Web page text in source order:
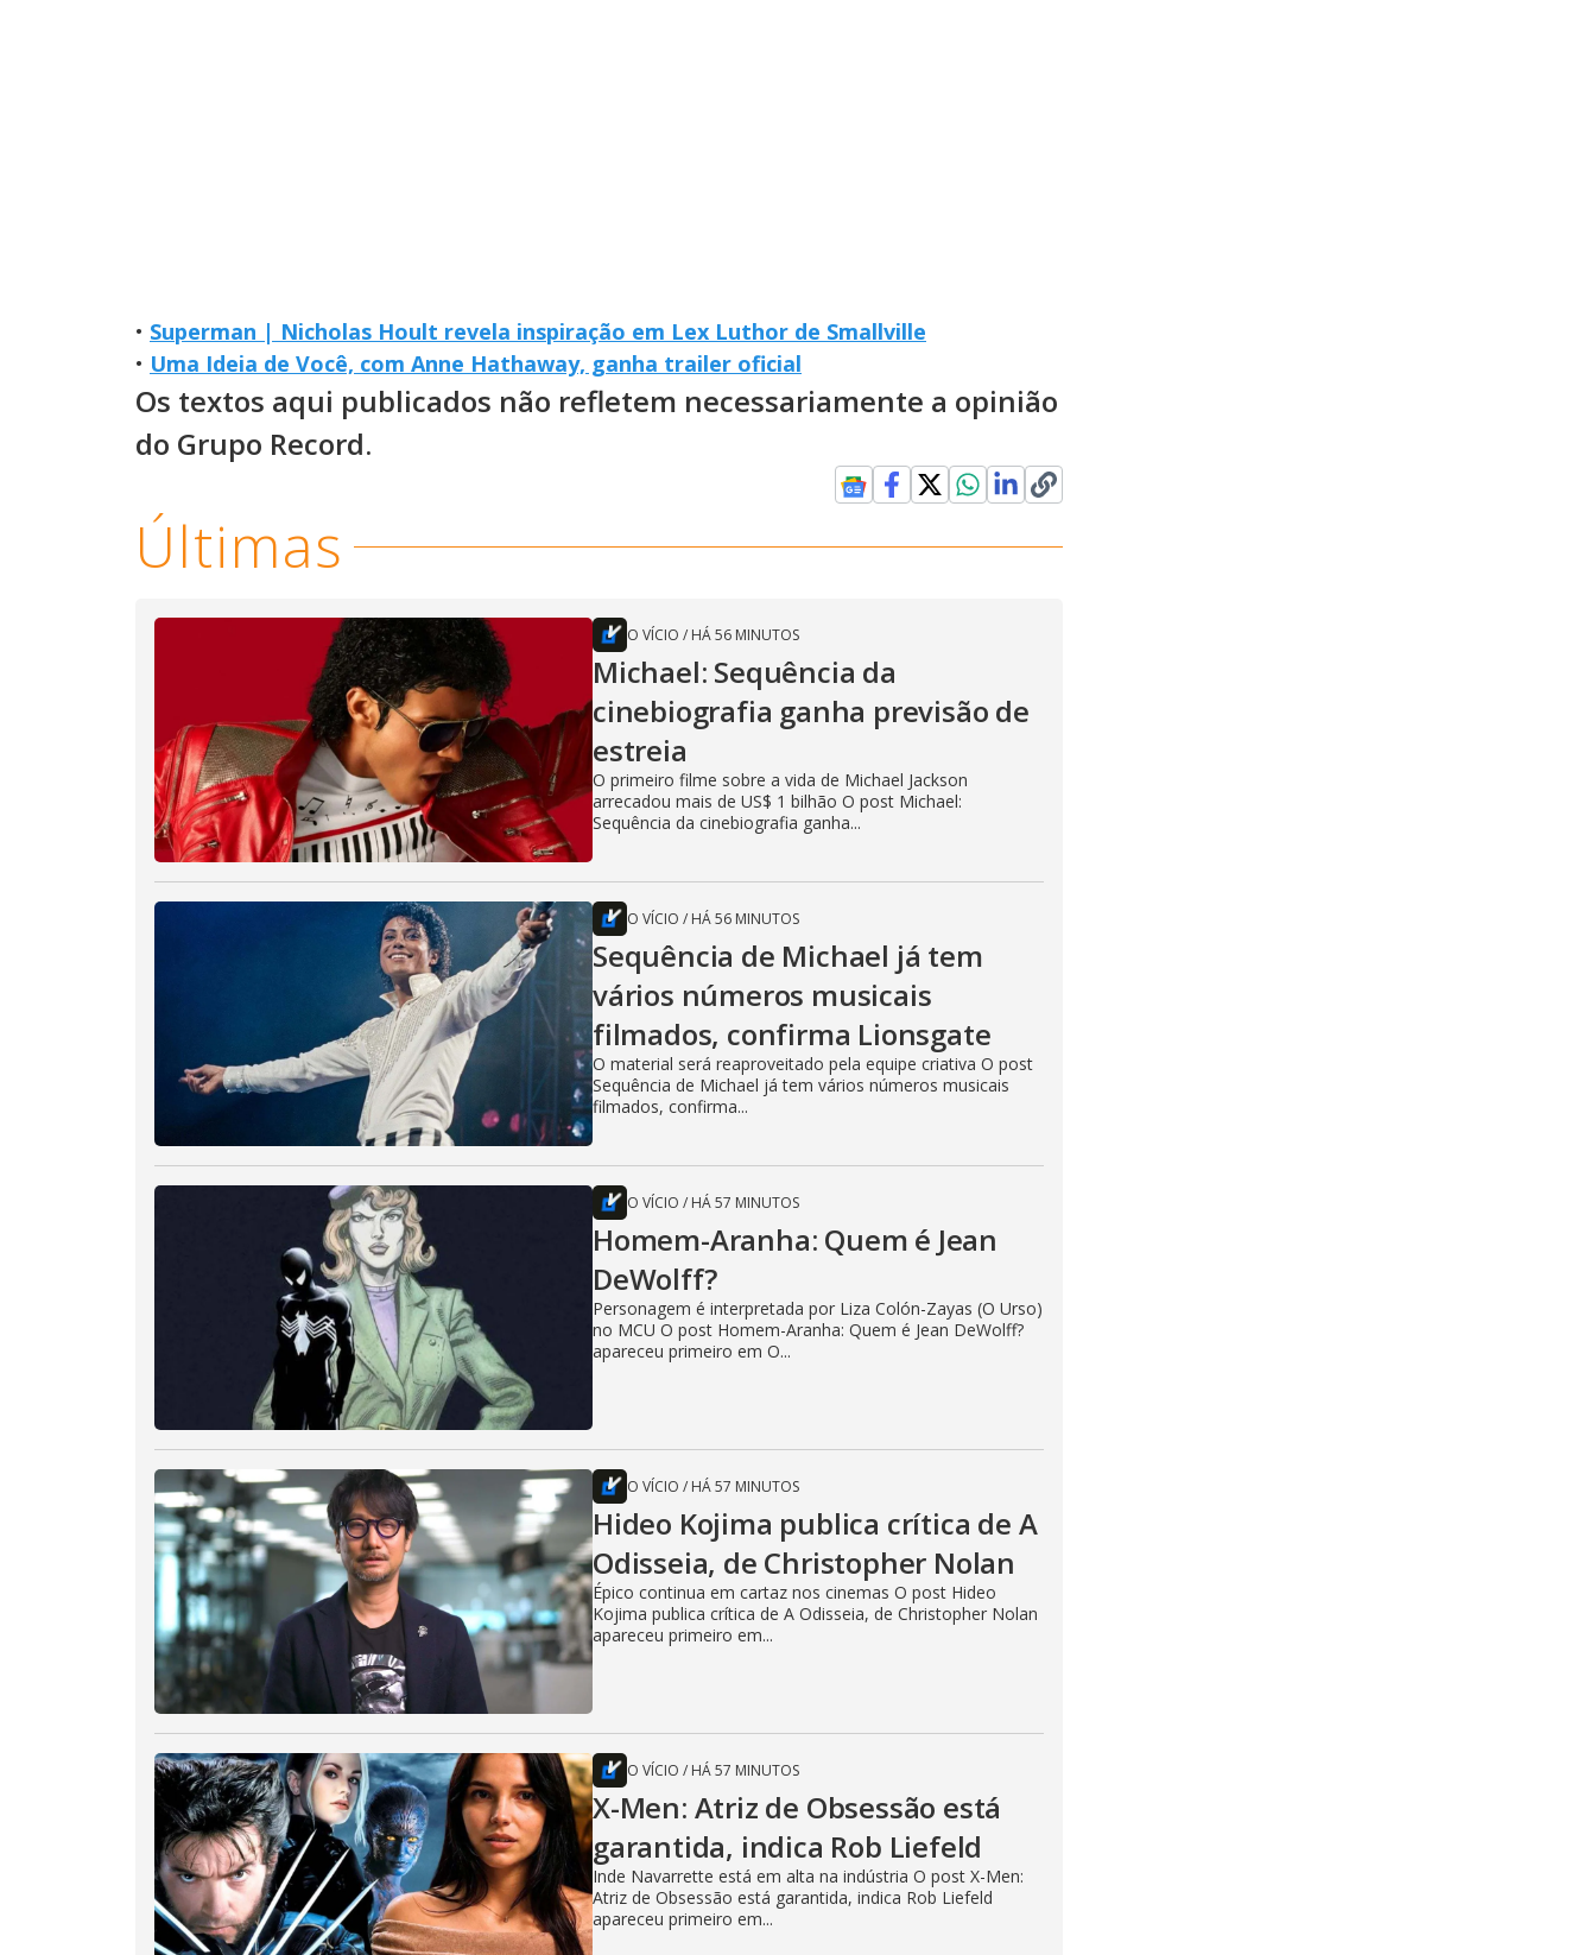
• Superman | Nicholas Hoult revela inspiração em Lex Luthor de Smallville
• Uma Ideia de Você, com Anne Hathaway, ganha trailer oficial
Os textos aqui publicados não refletem necessariamente a opinião
do Grupo Record.
Últimas
O VÍCIO / HÁ 56 MINUTOS
Michael: Sequência da
cinebiografia ganha previsão de
estreia
O primeiro filme sobre a vida de Michael Jackson
arrecadou mais de US$ 1 bilhão O post Michael:
Sequência da cinebiografia ganha...
O VÍCIO / HÁ 56 MINUTOS
Sequência de Michael já tem
vários números musicais
filmados, confirma Lionsgate
O material será reaproveitado pela equipe criativa O post
Sequência de Michael já tem vários números musicais
filmados, confirma...
O VÍCIO / HÁ 57 MINUTOS
Homem-Aranha: Quem é Jean
DeWolff?
Personagem é interpretada por Liza Colón-Zayas (O Urso)
no MCU O post Homem-Aranha: Quem é Jean DeWolff?
apareceu primeiro em O...
O VÍCIO / HÁ 57 MINUTOS
Hideo Kojima publica crítica de A
Odisseia, de Christopher Nolan
Épico continua em cartaz nos cinemas O post Hideo
Kojima publica crítica de A Odisseia, de Christopher Nolan
apareceu primeiro em...
O VÍCIO / HÁ 57 MINUTOS
X-Men: Atriz de Obsessão está
garantida, indica Rob Liefeld
Inde Navarrette está em alta na indústria O post X-Men:
Atriz de Obsessão está garantida, indica Rob Liefeld
apareceu primeiro em...